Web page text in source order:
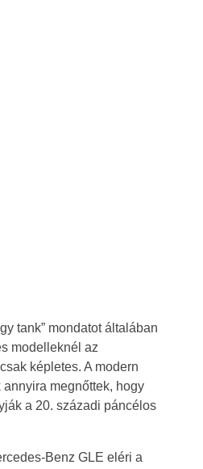
tank” mondatot általában
modelleknél az
képletes. A modern
megnőttek, hogy
a 20. századi páncélos
Benz GLE eléri a